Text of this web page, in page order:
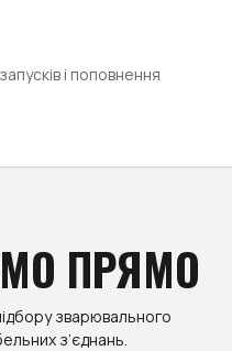
і поповнення
ПРЯМО
зварювального
з’єднань.